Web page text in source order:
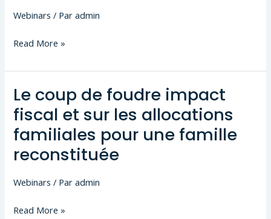
Webinars / Paradmin
Vous
d’Acheter
une
maison
Read More »
Le coup de foudre impact
fiscal et sur les allocations
familiales pour une famille
reconstituée
Webinars / Paradmin
Le
Read More »